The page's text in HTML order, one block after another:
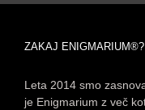
ZAKAJ ENIGMARIUM®?
Leta 2014 smo
je Enigmarium z več